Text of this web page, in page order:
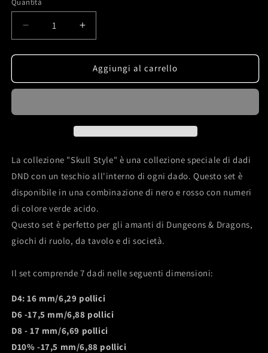
Quantità
Diminuisci
quantità
per
di
oscuro
e
inchiostro
verde
Aumenta
quantità
per
Set
di
oscuro
e
nero
inchiostro
verde
Aggiungi al carrello
La collezione "Skull Style" è una collezione speciale di dadi
DND con un teschio all'interno di ogni dado. Questo set è
disponibile in una combinazione di nero e rosso con numeri
di colore verde acido.
Questo set è perfetto per gli amanti di Dungeons & Dragons,
giochi di ruolo, da tavolo e di società.
Il set comprende 7 dadi nelle seguenti dimensioni:
D4: 16 mm/6,29 pollici
D6 -17,5 mm/6,88 pollici
D8 - 17 mm/6,69 pollici
D10% -17,5 mm/6,88 pollici